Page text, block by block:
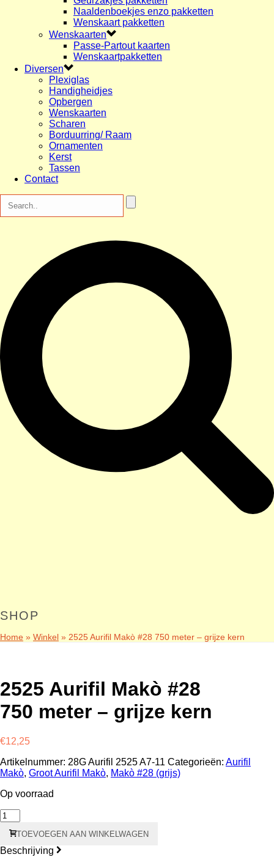
Naaldenboekjes enzo pakketten
Wenskaart pakketten
Wenskaarten
Passe-Partout kaarten
Wenskaartpakketten
Diversen
Plexiglas
Handigheidjes
Opbergen
Wenskaarten
Scharen
Borduurring/ Raam
Ornamenten
Kerst
Tassen
Contact
SHOP
Home » Winkel » 2525 Aurifil Makò #28 750 meter – grijze kern
2525 Aurifil Makò #28
750 meter – grijze kern
€12,25
Artikelnummer: 28G Aurifil 2525 A7-11 Categorieën: Aurifil
Makò, Groot Aurifil Makò, Makò #28 (grijs)
Op voorraad
2525
Aurifil
Makò
#28
TOEVOEGEN AAN WINKELWAGEN
Beschrijving